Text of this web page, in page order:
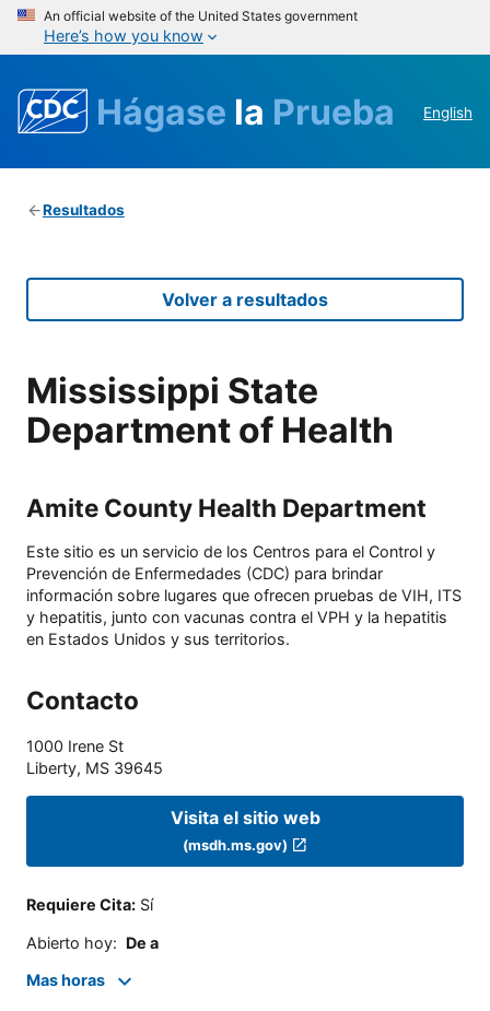
An official website of the United States government
Here’s how you know
Hágase la Prueba English
Resultados
Volver a resultados
Mississippi State
Department of Health
Amite County Health Department
Este sitio es un servicio de los Centros para el Control y
Prevención de Enfermedades (CDC) para brindar
información sobre lugares que ofrecen pruebas de VIH, ITS
y hepatitis, junto con vacunas contra el VPH y la hepatitis
en Estados Unidos y sus territorios.
Contacto
1000 Irene St
Liberty, MS 39645
Visita el sitio web
(msdh.ms.gov)
Requiere Cita: Sí
Abierto hoy: De a
Mas horas